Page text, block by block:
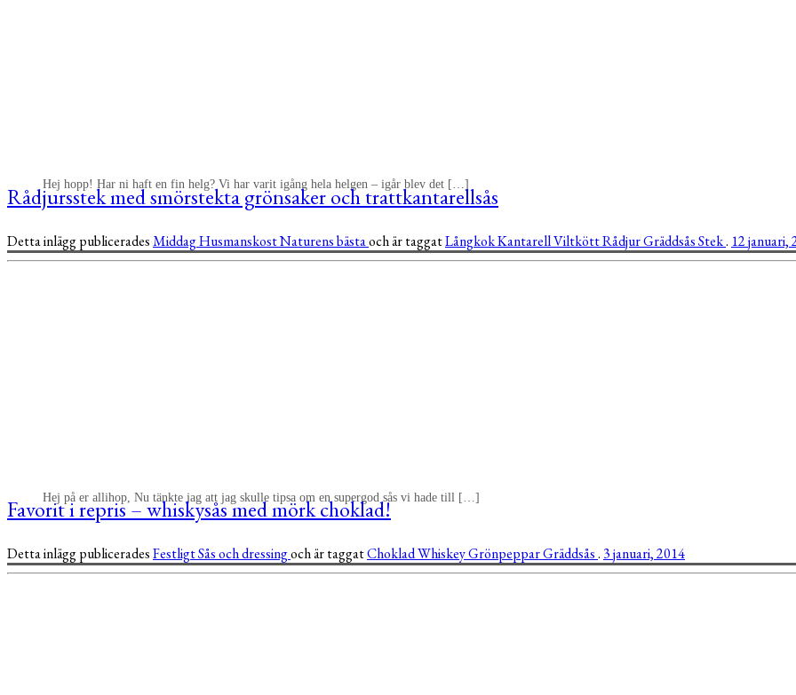
Hej hopp! Har ni haft en fin helg? Vi har varit igång hela helgen – igår blev det […]
Rådjursstek med smörstekta grönsaker och trattkantarellsås
Detta inlägg publiceradesMiddagHusmanskostNaturens bästaoch är taggatLångkokKantarellViltköttRådjurGräddsåsStek. 12 januari,
Hej på er allihop, Nu tänkte jag att jag skulle tipsa om en supergod sås vi hade till […]
Favorit i repris – whiskysås med mörk choklad!
Detta inlägg publiceradesFestligtSås och dressingoch är taggatChokladWhiskeyGrönpepparGräddsås. 3 januari, 2014